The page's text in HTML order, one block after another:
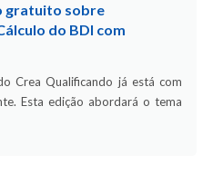
gratuito sobre
do BDI com
Crea Qualificando já está com
Esta edição abordará o tema